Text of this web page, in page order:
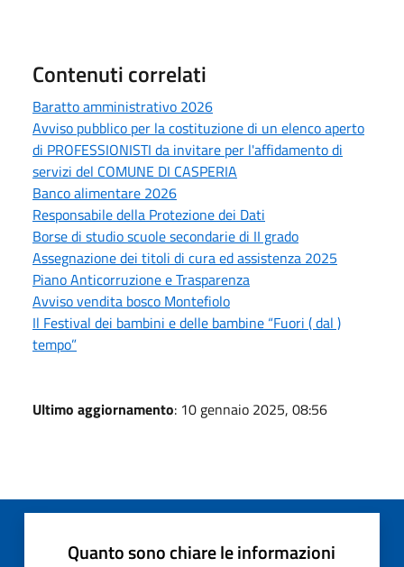
Contenuti correlati
Baratto amministrativo 2026
Avviso pubblico per la costituzione di un elenco aperto
di PROFESSIONISTI da invitare per l'affidamento di
servizi del COMUNE DI CASPERIA
Banco alimentare 2026
Responsabile della Protezione dei Dati
Borse di studio scuole secondarie di II grado
Assegnazione dei titoli di cura ed assistenza 2025
Piano Anticorruzione e Trasparenza
Avviso vendita bosco Montefiolo
Il Festival dei bambini e delle bambine “Fuori ( dal )
tempo”
Ultimo aggiornamento: 10 gennaio 2025, 08:56
Quanto sono chiare le informazioni